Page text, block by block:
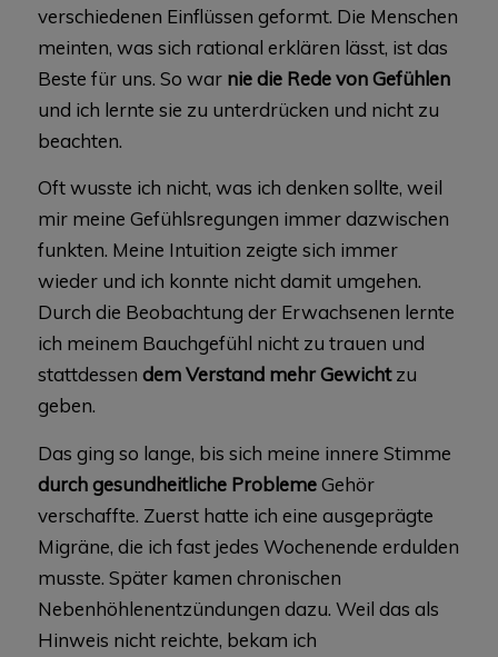
verschiedenen Einflüssen geformt. Die Menschen
meinten, was sich rational erklären lässt, ist das
Beste für uns. So war nie die Rede von Gefühlen
und ich lernte sie zu unterdrücken und nicht zu
beachten.
Oft wusste ich nicht, was ich denken sollte, weil
mir meine Gefühlsregungen immer dazwischen
funkten. Meine Intuition zeigte sich immer
wieder und ich konnte nicht damit umgehen.
Durch die Beobachtung der Erwachsenen lernte
ich meinem Bauchgefühl nicht zu trauen und
stattdessen dem Verstand mehr Gewichtzu
geben.
Das ging so lange, bis sich meine innere Stimme
durch gesundheitliche ProblemeGehör
verschaffte. Zuerst hatte ich eine ausgeprägte
Migräne, die ich fast jedes Wochenende erdulden
musste. Später kamen chronischen
Nebenhöhlenentzündungen dazu. Weil das als
Hinweis nicht reichte, bekam ich